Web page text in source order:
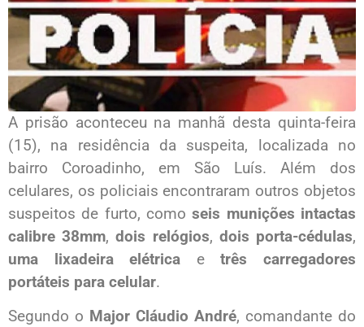
A prisão aconteceu na manhã desta quinta-feira
(15), na residência da suspeita, localizada no
bairro Coroadinho, em São Luís. Além dos
celulares, os policiais encontraram outros objetos
suspeitos de furto, comoseis munições intactas
calibre 38mm,dois relógios, dois porta-cédulas,
uma lixadeira elétrica etrês carregadores
portáteis para celular.
Segundo o Major Cláudio André, comandante do